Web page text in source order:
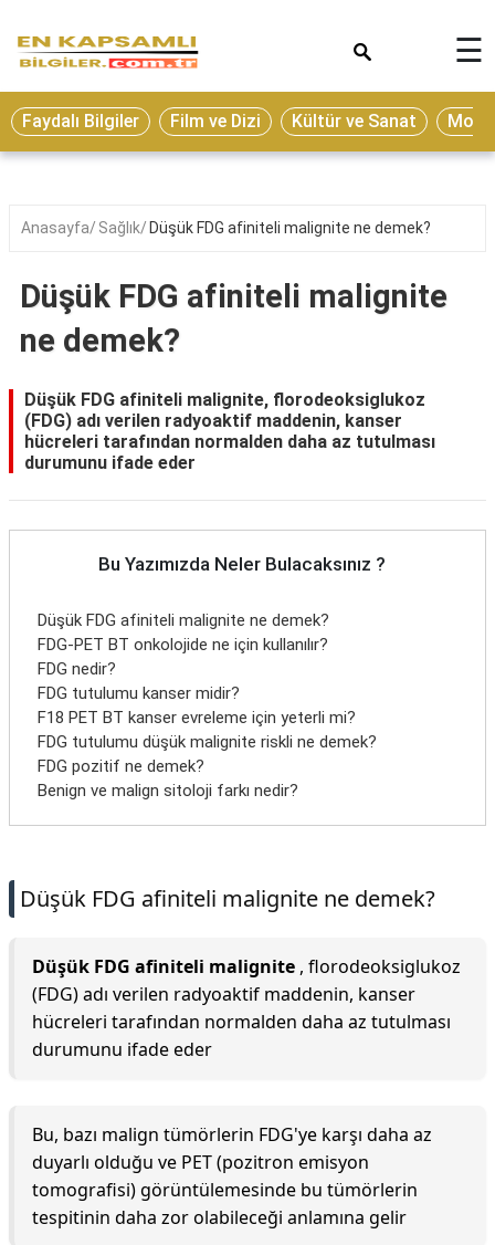
Eğitim
Ekonomi
Seyahat
Oyun
Yaşam
Hukuk
Blog
☰
Faydalı Bilgiler Film ve Dizi Kültür ve Sanat
Anasayfa Sağlık Düşük FDG afiniteli malignite ne demek?
Düşük FDG afiniteli malignite
ne demek?
Düşük FDG afiniteli malignite, florodeoksiglukoz
(FDG) adı verilen radyoaktif maddenin, kanser
hücreleri tarafından normalden daha az tutulması
durumunu ifade eder
Bu Yazımızda Neler Bulacaksınız ?
Düşük FDG afiniteli malignite ne demek?
FDG-PET BT onkolojide ne için kullanılır?
FDG nedir?
FDG tutulumu kanser midir?
F18 PET BT kanser evreleme için yeterli mi?
FDG tutulumu düşük malignite riskli ne demek?
FDG pozitif ne demek?
Benign ve malign sitoloji farkı nedir?
Düşük FDG afiniteli malignite ne demek?
Düşük FDG afiniteli malignite , florodeoksiglukoz
(FDG) adı verilen radyoaktif maddenin, kanser
hücreleri tarafından normalden daha az tutulması
durumunu ifade eder
Bu, bazı malign tümörlerin FDG'ye karşı daha az
duyarlı olduğu ve PET (pozitron emisyon
tomografisi) görüntülemesinde bu tümörlerin
tespitinin daha zor olabileceği anlamına gelir